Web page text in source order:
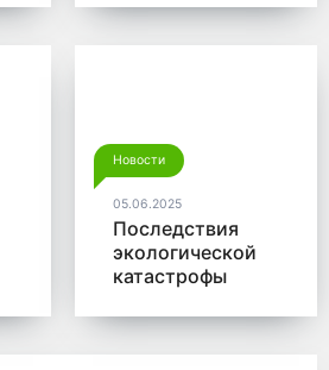
Новости
05.06.2025
Последствия
экологической
катастрофы
микробы от